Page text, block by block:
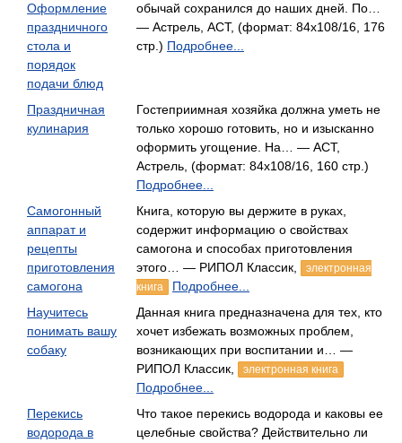
Оформление
праздничного
стола и
порядок
подачи блюд
обычай сохранился до наших дней. По…
— Астрель, АСТ, (формат: 84x108/16, 176
стр.) Подробнее...
Праздничная
кулинария
Гостеприимная хозяйка должна уметь не
только хорошо готовить, но и изысканно
оформить угощение. На… — АСТ,
Астрель, (формат: 84x108/16, 160 стр.)
Подробнее...
Самогонный
аппарат и
рецепты
приготовления
самогона
Книга, которую вы держите в руках,
содержит информацию о свойствах
самогона и способах приготовления
этого… — РИПОЛ Классик,
электронная
книга
Подробнее...
Научитесь
понимать вашу
собаку
Данная книга предназначена для тех, кто
хочет избежать возможных проблем,
возникающих при воспитании и… —
РИПОЛ Классик,
электронная книга
Подробнее...
Перекись
водорода в
Что такое перекись водорода и каковы ее
целебные свойства? Действительно ли